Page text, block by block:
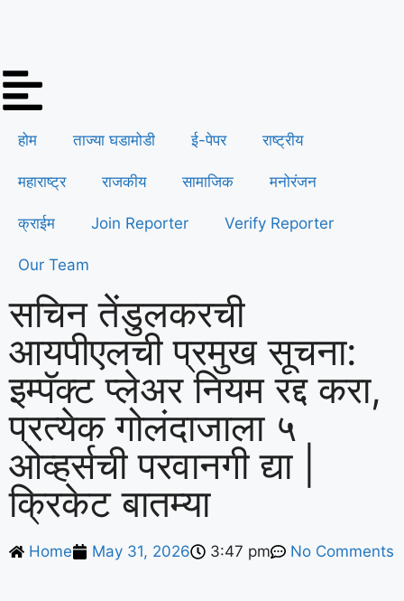
होम ताज्या घडामोडी ई-पेपर राष्ट्रीय
महाराष्ट्र राजकीय सामाजिक मनोरंजन
क्राईम Join Reporter Verify Reporter
Our Team
सचिन तेंडुलकरची
आयपीएलची प्रमुख सूचना:
इम्पॅक्ट प्लेअर नियम रद्द करा,
प्रत्येक गोलंदाजाला ५
ओव्हर्सची परवानगी द्या |
क्रिकेट बातम्या
Home May 31, 2026 3:47 pm No Comments